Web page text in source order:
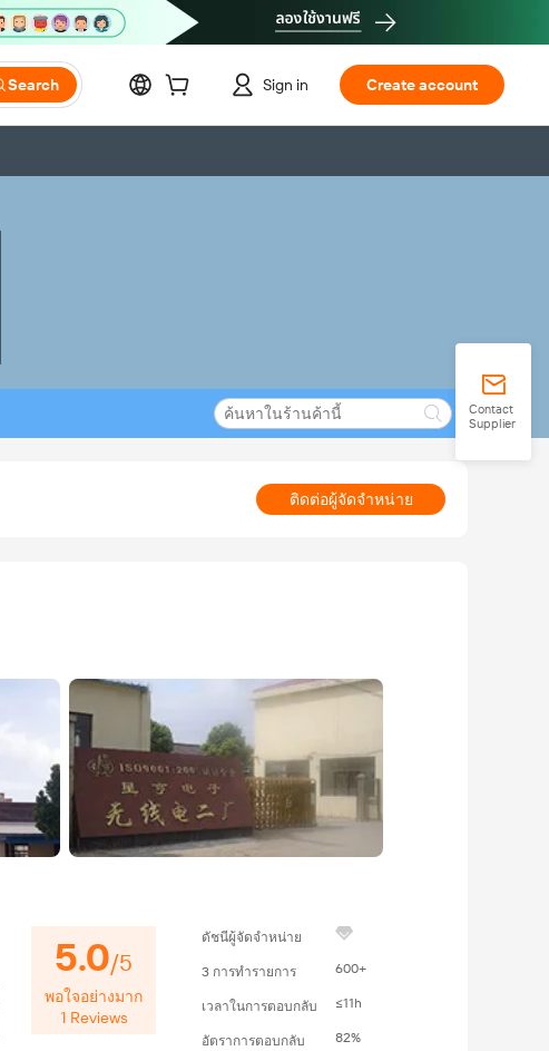
Search Sign in Create account
ติดต่อผู้จัดจำหน่าย
5.0/5
พอใจอย่างมาก
1 Reviews
ดัชนีผู้จัดจำหน่าย
3 การทำรายการ 600+
เวลาในการตอบกลับ ≤11h
อัตราการตอบกลับ 82%
Contact
Supplier